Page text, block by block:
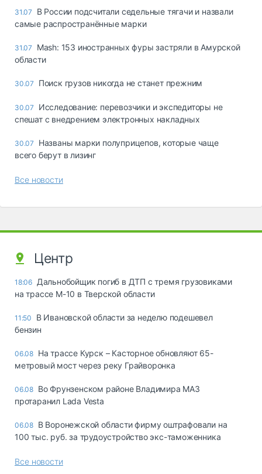
31.07
В России подсчитали седельные тягачи и назвали
самые распространённые марки
31.07
Mash: 153 иностранных фуры застряли в Амурской
области
30.07 Поиск грузов никогда не станет прежним
30.07
Исследование: перевозчики и экспедиторы не
спешат с внедрением электронных накладных
30.07
Названы марки полуприцепов, которые чаще
всего берут в лизинг
Все новости
Центр
18:06 Дальнобойщик погиб в ДТП с тремя грузовиками
на трассе М-10 в Тверской области
11:50
В Ивановской области за неделю подешевел
бензин
06.08 На трассе Курск – Касторное обновляют 65-
метровый мост через реку Грайворонка
06.08 Во Фрунзенском районе Владимира МАЗ
протаранил Lada Vesta
06.08 В Воронежской области фирму оштрафовали на
100 тыс. руб. за трудоустройство экс-таможенника
Все новости